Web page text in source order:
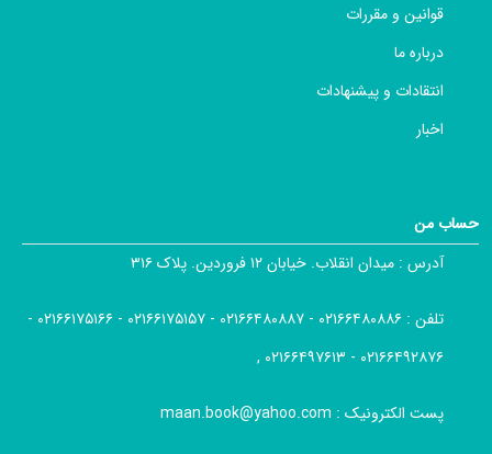
قوانین و مقررات
درباره ما
انتقادات و پیشنهادات
اخبار
حساب من
آدرس : میدان انقلاب. خیابان ۱۲ فروردین. پلاک ۳۱۶
تلفن :
۰۲۱۶۶۴۸۰۸۸۶ - ۰۲۱۶۶۴۸۰۸۸۷ - ۰۲۱۶۶۱۷۵۱۵۷ - ۰۲۱۶۶۱۷۵۱۶۶ -
۰۲۱۶۶۴۹۲۸۷۶ - ۰۲۱۶۶۴۹۷۶۱۳ ,
پست الکترونیک : maan.book@yahoo.com